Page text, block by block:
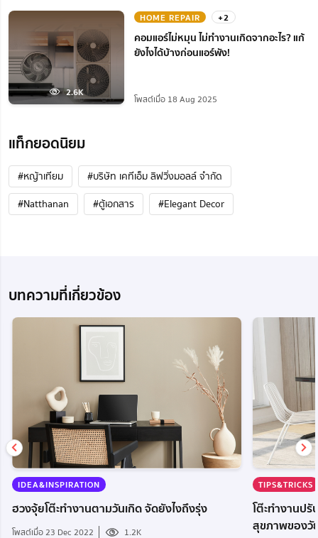
2.6K
HOME REPAIR +2
คอมแอร์ไม่หมุน ไม่ทํางานเกิดจากอะไร? แก้
ยังไงได้บ้างก่อนแอร์พัง!
โพสต์เมื่อ 18 Aug 2025
แท็กยอดนิยม
#หญ้าเทียม
#บริษัท เคทีเอ็ม ลิฟวิ่งมอลล์ จำกัด
#Natthanan
#ตู้เอกสาร #Elegant Decor
บทความที่เกี่ยวข้อง
IDEA&INSPIRATION
ฮวงจุ้ยโต๊ะทำงานตามวันเกิด จัดยังไงถึงรุ่ง
โพสต์เมื่อ 23 Dec 2022 1.2K
TIPS&TRICKS
โต๊ะทำงานป
สุขภาพของวั